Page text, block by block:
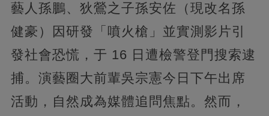
藝人孫鵬、狄鶯之子孫安佐（現改名孫
健豪）因研發「噴火槍」並實測影片引
發社會恐慌，于 16 日遭檢警登門搜索逮
捕。演藝圈大前輩吳宗憲今日下午出席
活動，自然成為媒體追問焦點。然而，